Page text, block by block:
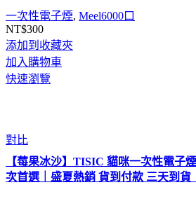
一次性電子煙, Meel6000口
NT$300
添加到收藏夾
加入購物車
快速瀏覽
對比
【莓果冰沙】TISIC 貓咪一次性電子
次首選｜盛夏熱銷 貨到付款 三天到貨